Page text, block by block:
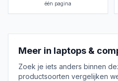
één pagina
Meer in laptops &
Zoek je iets anders binnen
productsoorten vergelijken